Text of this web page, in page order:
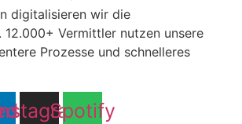
digitalisieren wir die
12.000+ Vermittler nutzen unsere
Prozesse und schnelleres
Spotify